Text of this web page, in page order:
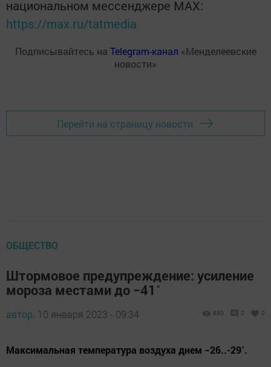
национальном мессенджере MАХ:
https://max.ru/tatmedia
Подписывайтесь на Telegram-канал «Менделеевские
новости»
Перейти на страницу новости
ОБЩЕСТВО
Штормовое предупреждение: усиление
мороза местами до −41˚
автор, 10 января 2023 - 09:34 830 0 0
Максимальная температура воздуха днем −26..-29˚.